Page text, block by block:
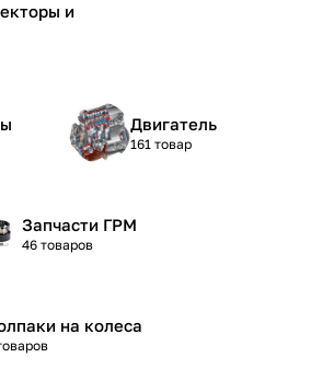
и
Двигатель
161 товар
Запчасти ГРМ
46 товаров
на колеса